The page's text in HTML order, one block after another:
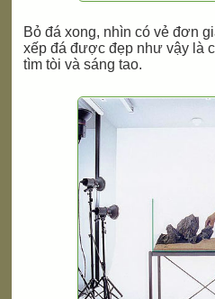
Bỏ đá xong, nhìn có vẻ đơn
xếp đá được đẹp như vậy là
tìm tòi và sáng tao.